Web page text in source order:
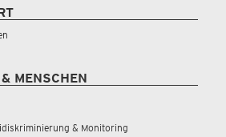
MENSCHEN
& Monitoring